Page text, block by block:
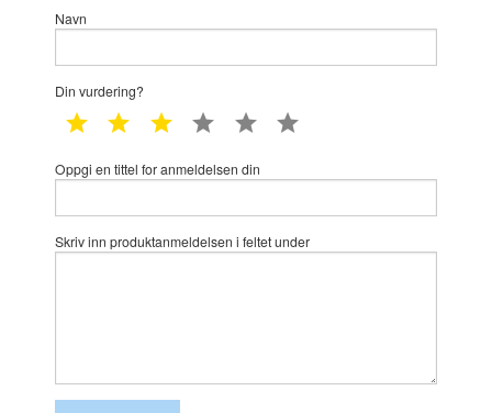
Navn
Din vurdering?
1 star 2 star 3 star 4 star 5 star
Oppgi en tittel for anmeldelsen din
Skriv inn produktanmeldelsen i feltet under